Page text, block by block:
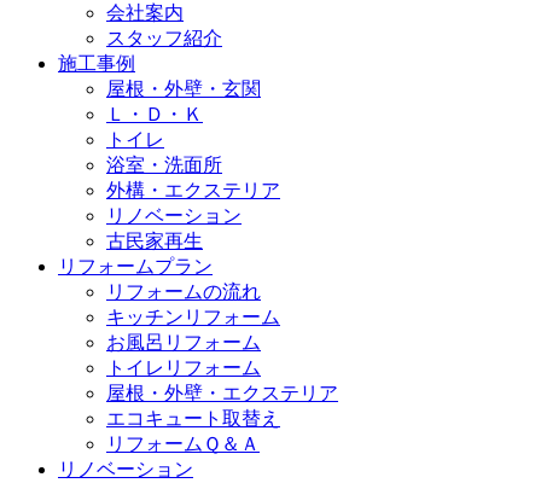
会社案内
スタッフ紹介
施工事例
屋根・外壁・玄関
Ｌ・Ｄ・Ｋ
トイレ
浴室・洗⾯所
外構・エクステリア
リノベーション
古民家再生
リフォームプラン
リフォームの流れ
キッチンリフォーム
お風呂リフォーム
トイレリフォーム
屋根・外壁・エクステリア
エコキュート取替え
リフォームＱ＆Ａ
リノベーション